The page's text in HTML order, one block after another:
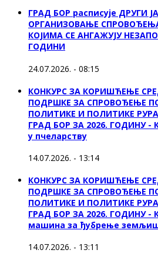
ГРАД БОР расписује ДРУГИ
ОРГАНИЗОВАЊЕ
КОЈИМА СЕ АНГАЖУЈУ
ГОДИНИ
24.07.2026. - 08:15
КОНКУРС ЗА КОРИШЋЕЊЕ
ПОДРШКЕ ЗА СПРОВОЂЕЊЕ
ПОЛИТИКЕ И ПОЛИТИКЕ
ГРАД БОР ЗА 2026. ГОДИНУ -
у пчеларству
14.07.2026. - 13:14
КОНКУРС ЗА КОРИШЋЕЊЕ
ПОДРШКЕ ЗА СПРОВОЂЕЊЕ
ПОЛИТИКЕ И ПОЛИТИКЕ
ГРАД БОР ЗА 2026. ГОДИНУ -
машина за ђубрење
14.07.2026. - 13:11